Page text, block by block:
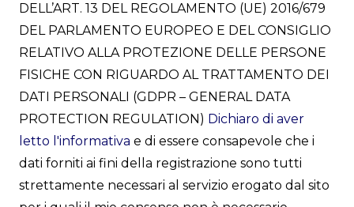
DELL’ART. 13 DEL REGOLAMENTO (UE) 2016/679
DEL PARLAMENTO EUROPEO E DEL CONSIGLIO
RELATIVO ALLA PROTEZIONE DELLE PERSONE
FISICHE CON RIGUARDO AL TRATTAMENTO DEI
DATI PERSONALI (GDPR – GENERAL DATA
PROTECTION REGULATION) Dichiaro di aver
letto l'informativa e di essere consapevole che i
dati forniti ai fini della registrazione sono tutti
strettamente necessari al servizio erogato dal sito